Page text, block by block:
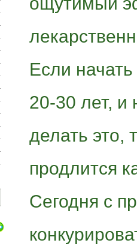
Если
20-30 лет, и
делать это,
продлится
Сегодня с